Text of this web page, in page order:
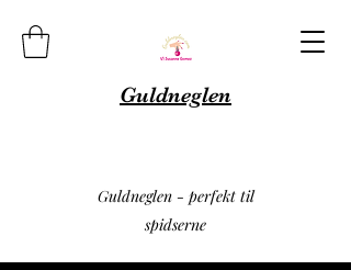
Guldneglen
Guldneglen - perfekt til
spidserne